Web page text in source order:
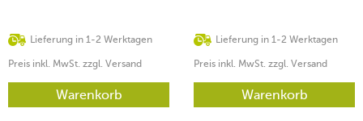
Lieferung in 1-2 Werktagen
Preis inkl. MwSt. zzgl. Versand
Warenkorb
Lieferung in 1-2 Werktagen
Preis inkl. MwSt. zzgl. Versand
Warenkorb